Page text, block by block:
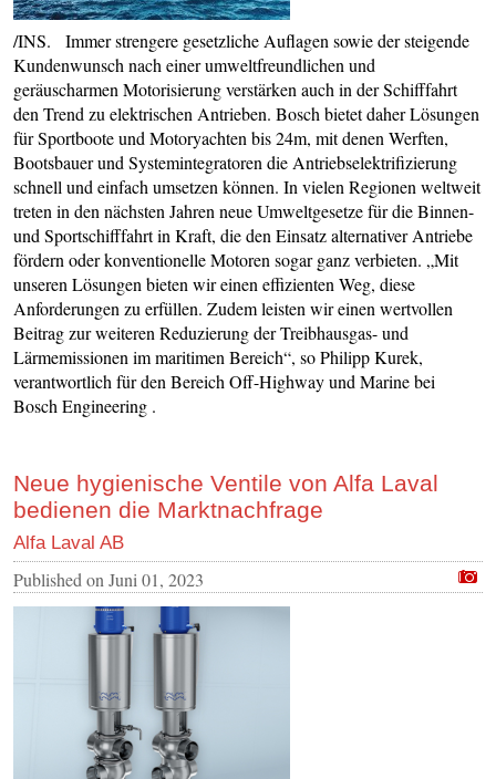
/INS. Immer strengere gesetzliche Auflagen sowie der steigende
Kundenwunsch nach einer umweltfreundlichen und
geräuscharmen Motorisierung verstärken auch in der Schifffahrt
den Trend zu elektrischen Antrieben. Bosch bietet daher Lösungen
für Sportboote und Motoryachten bis 24m, mit denen Werften,
Bootsbauer und Systemintegratoren die Antriebselektrifizierung
schnell und einfach umsetzen können. In vielen Regionen weltweit
treten in den nächsten Jahren neue Umweltgesetze für die Binnen-
und Sportschifffahrt in Kraft, die den Einsatz alternativer Antriebe
fördern oder konventionelle Motoren sogar ganz verbieten. „Mit
unseren Lösungen bieten wir einen effizienten Weg, diese
Anforderungen zu erfüllen. Zudem leisten wir einen wertvollen
Beitrag zur weiteren Reduzierung der Treibhausgas- und
Lärmemissionen im maritimen Bereich“, so Philipp Kurek,
verantwortlich für den Bereich Off-Highway und Marine bei
Bosch Engineering .
Neue hygienische Ventile von Alfa Laval
bedienen die Marktnachfrage
Alfa Laval AB
Published on Juni 01, 2023